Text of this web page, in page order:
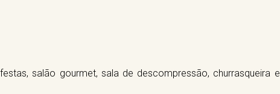
salão gourmet, sala de descompressão, churrasqueira e